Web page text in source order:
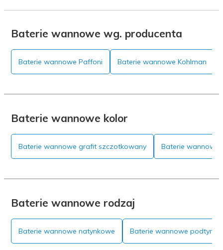
Baterie wannowe wg. producenta
Baterie wannowe Paffoni Baterie wannowe Kohlman
Baterie wannowe kolor
Baterie wannowe grafit szczotkowany Baterie wannowe
Baterie wannowe rodzaj
Baterie wannowe natynkowe Baterie wannowe